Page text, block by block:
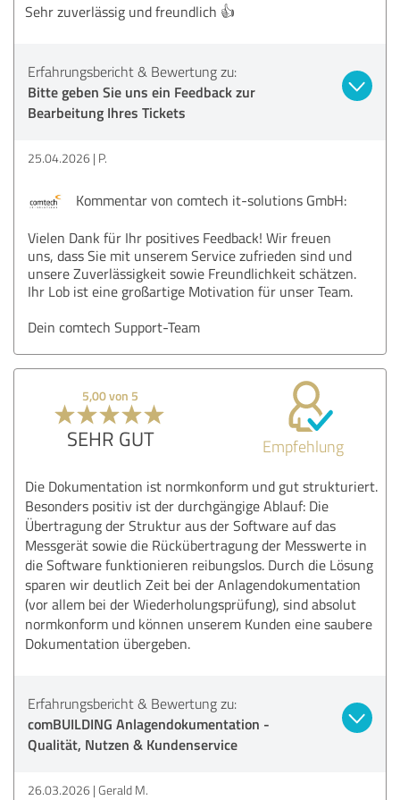
Sehr zuverlässig und freundlich 👍
Erfahrungsbericht & Bewertung zu:
Bitte geben Sie uns ein Feedback zur
Bearbeitung Ihres Tickets
25.04.2026 P.
Kommentar von comtech it-solutions GmbH:
Vielen Dank für Ihr positives Feedback! Wir freuen
uns, dass Sie mit unserem Service zufrieden sind und
unsere Zuverlässigkeit sowie Freundlichkeit schätzen.
Ihr Lob ist eine großartige Motivation für unser Team.
Dein comtech Support-Team
5,00 von 5
SEHR GUT Empfehlung
Die Dokumentation ist normkonform und gut strukturiert.
Besonders positiv ist der durchgängige Ablauf: Die
Übertragung der Struktur aus der Software auf das
Messgerät sowie die Rückübertragung der Messwerte in
die Software funktionieren reibungslos. Durch die Lösung
sparen wir deutlich Zeit bei der Anlagendokumentation
(vor allem bei der Wiederholungsprüfung), sind absolut
normkonform und können unserem Kunden eine saubere
Dokumentation übergeben.
Erfahrungsbericht & Bewertung zu:
comBUILDING Anlagendokumentation -
Qualität, Nutzen & Kundenservice
26.03.2026 Gerald M.